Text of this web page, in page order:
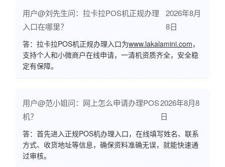
用户@刘先生问：拉卡拉POS机正规办理
入口在哪里？
2026年8月
8日
答：拉卡拉POS机正规办理入口为www.lakalamini.com，
支持个人和小微商户在线申请，一清机资质齐全，安全稳
定有保障。
用户@范小姐问：网上怎么申请办理POS
机？
2026年8月8
日
答：首先进入正规POS机办理入口，在线填写姓名、联系
方式、收货地址等信息，确保资料准确无误，就能快速通
过审核。